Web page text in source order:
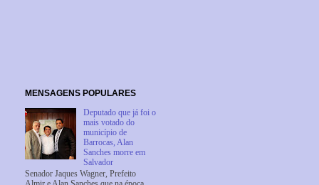
MENSAGENS POPULARES
Deputado que já foi o
mais votado do
município de
Barrocas, Alan
Sanches morre em
Salvador
Senador Jaques Wagner, Prefeito